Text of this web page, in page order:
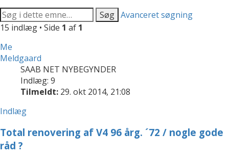
Søg Avanceret søgning
15 indlæg • Side 1 af 1
Me
Meldgaard
SAAB NET NYBEGYNDER
Indlæg: 9
Tilmeldt: 29. okt 2014, 21:08
Indlæg
Total renovering af V4 96 årg. ´72 / nogle gode
råd ?